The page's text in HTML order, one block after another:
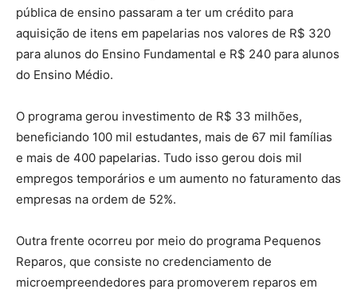
pública de ensino passaram a ter um crédito para
aquisição de itens em papelarias nos valores de R$ 320
para alunos do Ensino Fundamental e R$ 240 para alunos
do Ensino Médio.
O programa gerou investimento de R$ 33 milhões,
beneficiando 100 mil estudantes, mais de 67 mil famílias
e mais de 400 papelarias. Tudo isso gerou dois mil
empregos temporários e um aumento no faturamento das
empresas na ordem de 52%.
Outra frente ocorreu por meio do programa Pequenos
Reparos, que consiste no credenciamento de
microempreendedores para promoverem reparos em